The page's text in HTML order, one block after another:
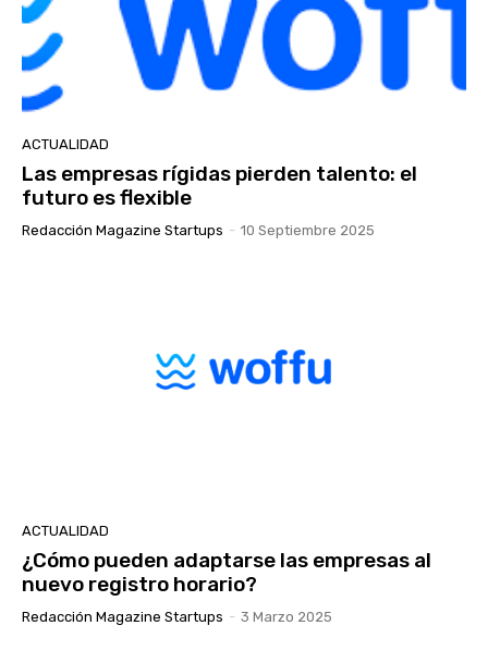
ACTUALIDAD
Las empresas rígidas pierden talento: el
futuro es flexible
Redacción Magazine Startups - 10 Septiembre 2025
ACTUALIDAD
¿Cómo pueden adaptarse las empresas al
nuevo registro horario?
Redacción Magazine Startups - 3 Marzo 2025